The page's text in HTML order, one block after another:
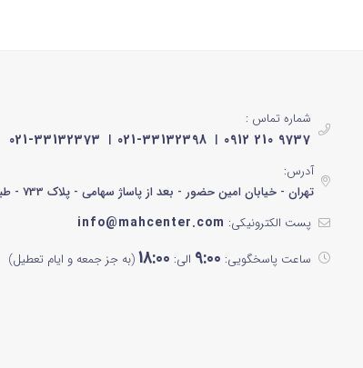
مشکی نقره ای
سفید و آبی
سبز آبی
شماره تماس :
0912 210 9737
021-33132398
021-33132373
آدرس:
تهران - خیابان امین حضور - بعد از پاساژ سهامی - پلاک 733 - طبقه 1
پست الکترونیکی: info@mahcenter.com
ساعت پاسخگویی: 9:00 الی: 18:00(به جز جمعه و ایام تعطیل)